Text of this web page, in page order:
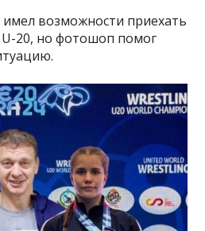
возможности приехать
20, но фотошоп помог